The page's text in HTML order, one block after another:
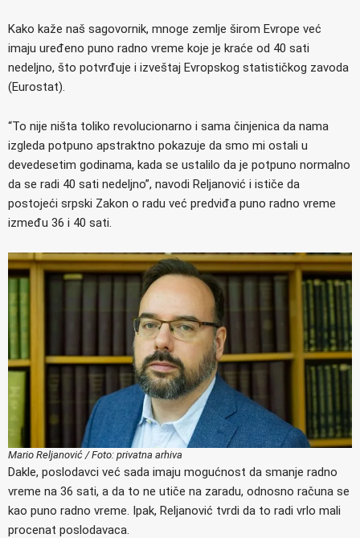
Kako kaže naš sagovornik, mnoge zemlje širom Evrope već
imaju uređeno puno radno vreme koje je kraće od 40 sati
nedeljno, što potvrđuje i izveštaj Evropskog statističkog zavoda
(Eurostat).
“To nije ništa toliko revolucionarno i sama činjenica da nama
izgleda potpuno apstraktno pokazuje da smo mi ostali u
devedesetim godinama, kada se ustalilo da je potpuno normalno
da se radi 40 sati nedeljno”, navodi Reljanović i ističe da
postojeći srpski Zakon o radu već predviđa puno radno vreme
između 36 i 40 sati.
Mario Reljanović /Foto: privatna arhiva
Dakle, poslodavci već sada imaju mogućnost da smanje radno
vreme na 36 sati, a da to ne utiče na zaradu, odnosno računa se
kao puno radno vreme. Ipak, Reljanović tvrdi da to radi vrlo mali
procenat poslodavaca.